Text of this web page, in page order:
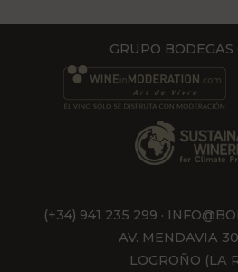
GRUPO BODEGAS
(+34) 941 235 299 ·
AV. MENDAVIA
LOGROÑO (LA